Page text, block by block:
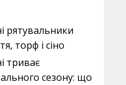
рятувальники
торф і сіно
триває
сезону: що